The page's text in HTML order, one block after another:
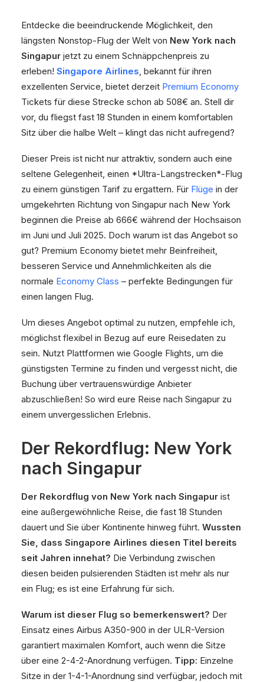
Entdecke die beeindruckende Möglichkeit, den
längsten Nonstop-Flug der Welt von New York nach
Singapur jetzt zu einem Schnäppchenpreis zu
erleben! Singapore Airlines, bekannt für ihren
exzellenten Service, bietet derzeit Premium Economy
Tickets für diese Strecke schon ab 508€ an. Stell dir
vor, du fliegst fast 18 Stunden in einem komfortablen
Sitz über die halbe Welt – klingt das nicht aufregend?
Dieser Preis ist nicht nur attraktiv, sondern auch eine
seltene Gelegenheit, einen *Ultra-Langstrecken*-Flug
zu einem günstigen Tarif zu ergattern. Für Flüge in der
umgekehrten Richtung von Singapur nach New York
beginnen die Preise ab 666€ während der Hochsaison
im Juni und Juli 2025. Doch warum ist das Angebot so
gut? Premium Economy bietet mehr Beinfreiheit,
besseren Service und Annehmlichkeiten als die
normale Economy Class – perfekte Bedingungen für
einen langen Flug.
Um dieses Angebot optimal zu nutzen, empfehle ich,
möglichst flexibel in Bezug auf eure Reisedaten zu
sein. Nutzt Plattformen wie Google Flights, um die
günstigsten Termine zu finden und vergesst nicht, die
Buchung über vertrauenswürdige Anbieter
abzuschließen! So wird eure Reise nach Singapur zu
einem unvergesslichen Erlebnis.
Der Rekordflug: New York
nach Singapur
Der Rekordflug von New York nach Singapur ist
eine außergewöhnliche Reise, die fast 18 Stunden
dauert und Sie über Kontinente hinweg führt. Wussten
Sie, dass Singapore Airlines diesen Titel bereits
seit Jahren innehat? Die Verbindung zwischen
diesen beiden pulsierenden Städten ist mehr als nur
ein Flug; es ist eine Erfahrung für sich.
Warum ist dieser Flug so bemerkenswert? Der
Einsatz eines Airbus A350-900 in der ULR-Version
garantiert maximalen Komfort, auch wenn die Sitze
über eine 2-4-2-Anordnung verfügen. Tipp: Einzelne
Sitze in der 1-4-1-Anordnung sind verfügbar, jedoch mit